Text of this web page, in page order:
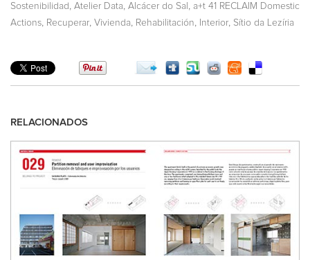
Sostenibilidad , Atelier Data, Alcácer do Sal , a+t 41 RECLAIM Domestic
Actions, Recuperar, Vivienda, Rehabilitación, Interior, Sítio da Lezíria
RELACIONADOS